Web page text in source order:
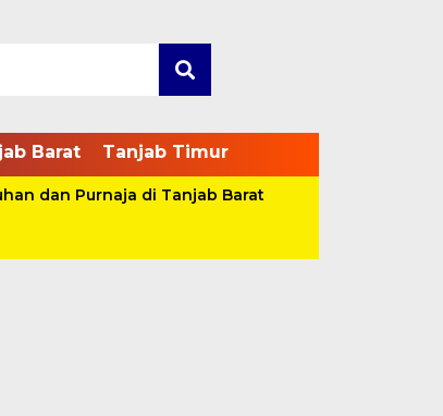
Barat Tanjab Timur
dan Purnaja di Tanjab Barat